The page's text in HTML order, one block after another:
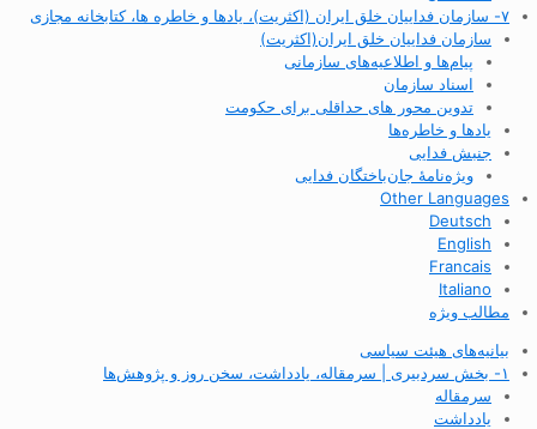
۷- سازمان فداییان خلق ایران (اکثریت)، یادها و خاطره ها، کتابخانه مجازی
سازمان فداییان خلق ایران(اکثریت)
پیام‌ها و اطلاعیه‌های سازمانی
اسناد سازمان
تدوین محور های حداقلی برای حکومت
یادها و خاطره‌ها
جنبش فدایی
ویژه‌نامهٔ جان‌باختگان فدایی
Other Languages
Deutsch
English
Francais
Italiano
مطالب ویژه
بیانیه‌های هیئت سیاسی
۱- بخش سردبیری | سرمقاله، یادداشت، سخن روز و پژوهش‌ها
سرمقاله
یادداشت